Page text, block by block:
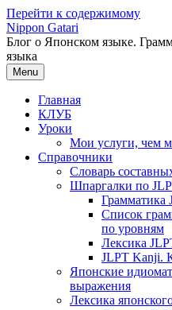
Перейти к содержимому
Nippon Gatari
Блог о Японском языке.
языка
Menu
Главная
КЛУБ
Уроки
Мои услуги, чем
Справочники
Словарь
Шпаргалки по
Грамматика
Список
по уровням
Лексика
JLPT Kanji.
Японские
выражения
Лексика